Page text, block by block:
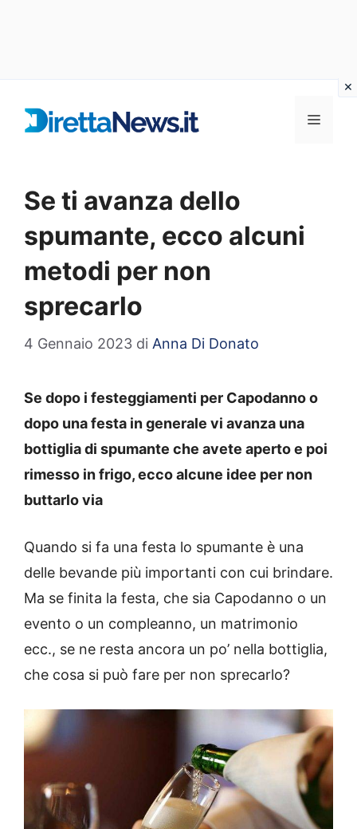
Menu
Se ti avanza dello
spumante, ecco alcuni
metodi per non
sprecarlo
4 Gennaio 2023 di Anna Di Donato
Se dopo i festeggiamenti per Capodanno o
dopo una festa in generale vi avanza una
bottiglia di spumante che avete aperto e poi
rimesso in frigo, ecco alcune idee per non
buttarlo via
Quando si fa una festa lo spumante è una
delle bevande più importanti con cui brindare.
Ma se finita la festa, che sia Capodanno o un
evento o un compleanno, un matrimonio
ecc., se ne resta ancora un po’ nella bottiglia,
che cosa si può fare per non sprecarlo?